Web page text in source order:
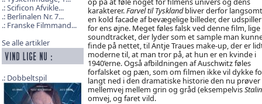
Scificon Afvikle...
Berlinalen Nr. 7...
Franske Filmmand...
Se alle artikler
Dobbeltspil
karakterer.Farvel til Tysklandbliver derfor
en kold facade af bevægelige billeder, der
for ens øjne. Meget føles falsk ved denne film, lige
soundtracket, der lyder som et sample man
finde på nettet, til Antje Traues make-up, der er
moderne til, at man tror på, at hun er en kvinde i
1940’erne. Også afbildningen af Auschwitz føles
forfalsket og pæn, som om filmen ikke vil dykke
langt ned i den dramatiske historie den nu
mellemvej mellem grin og gråd (eksempelvis
omvej, og faret vild.